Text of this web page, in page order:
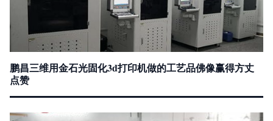
鹏昌三维用金石光固化3d打印机做的工艺品佛像赢得方丈
点赞